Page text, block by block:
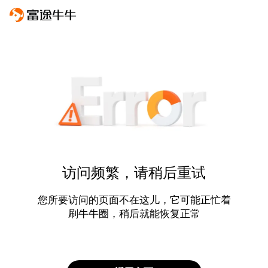
访问频繁，请稍后重试
您所要访问的页面不在这儿，它可能正忙着
刷牛牛圈，稍后就能恢复正常